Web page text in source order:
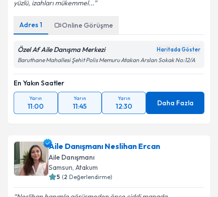
yüzlü, izahları mükemmel...
Adres 1 Online Görüşme
Özel Af Aile Danışma Merkezi
Baruthane Mahallesi Şehit Polis Memuru Atakan Arslan Sokak No:12/A
En Yakın Saatler
Yarın
11:00
Yarın
11:45
Yarın
12:30 Daha Fazla
Aile Danışmanı Neslihan Ercan
Aile Danışmanı
Samsun, Atakum
( Değerlendirme)